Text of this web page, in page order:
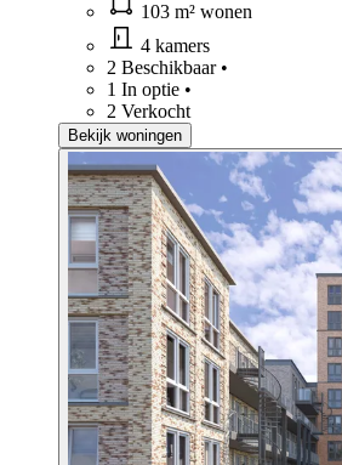
103 m² wonen
4 kamers
2 Beschikbaar•
1 In optie •
2 Verkocht
Bekijk woningen